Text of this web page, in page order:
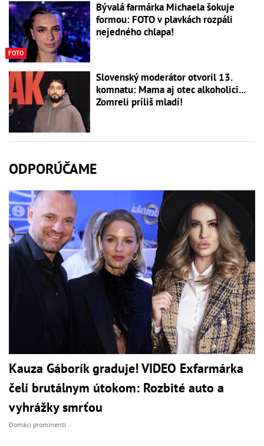
FOTO
Bývalá farmárka Michaela šokuje
formou: FOTO v plavkách rozpáli
nejedného chlapa!
Slovenský moderátor otvoril 13.
komnatu: Mama aj otec alkoholici...
Zomreli príliš mladí!
ODPORÚČAME
Kauza Gáborík graduje! VIDEO Exfarmárka
čelí brutálnym útokom: Rozbité auto a
vyhrážky smrťou
Domáci prominenti